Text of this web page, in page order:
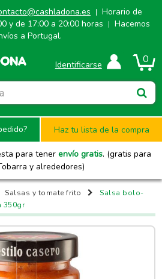
| Horario de
y de 17:00 a 20:00 horas
| Hacemos
a Portugal.
0
Identificarse
Haz tu lista de la compra
para tener envío gratis. (gratis para
y alrededores)
Salsas y tomate frito
Salsa bolo-
350gr